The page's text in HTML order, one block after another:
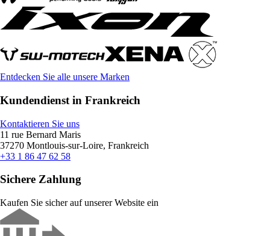
Entdecken Sie alle unsere Marken
Kundendienst in Frankreich
Kontaktieren Sie uns
11 rue Bernard Maris
37270 Montlouis-sur-Loire, Frankreich
+33 1 86 47 62 58
Sichere Zahlung
Kaufen Sie sicher auf unserer Website ein